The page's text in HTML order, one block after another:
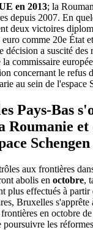
en 2013; la
depuis 2007. En
deux victoires
comme 20e État
décision a suscité des
commissaire
concernant le refus
au sein de l'espace
Pays-Bas
Roumanie et
Schengen
aux frontières
abolis en octobre,
plus effectués à partir
Bruxelles
en octobre
les